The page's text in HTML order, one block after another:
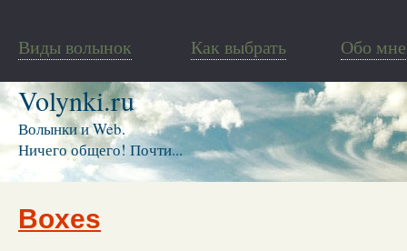
Виды волынок Как выбрать Обо мне
Volynki.ru
Волынки и Web.
Ничего общего! Почти...
Boxes